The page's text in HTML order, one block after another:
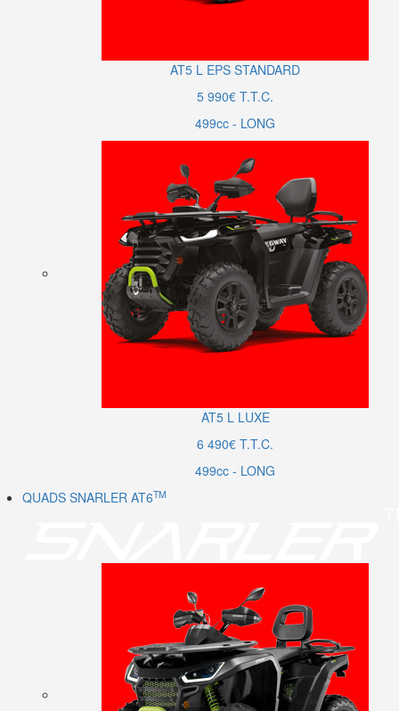
AT5 L EPS STANDARD
5 990€ T.T.C.
499cc - LONG
AT5 L LUXE
6 490€ T.T.C.
499cc - LONG
QUADS SNARLER AT6TM